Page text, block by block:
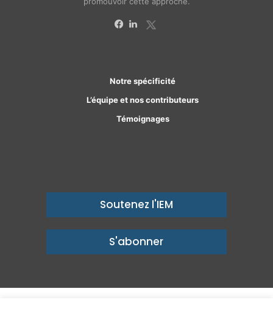
Notre spécificité
L’équipe et nos contributeurs
Témoignages
Soutenez l'IEM
S'abonner